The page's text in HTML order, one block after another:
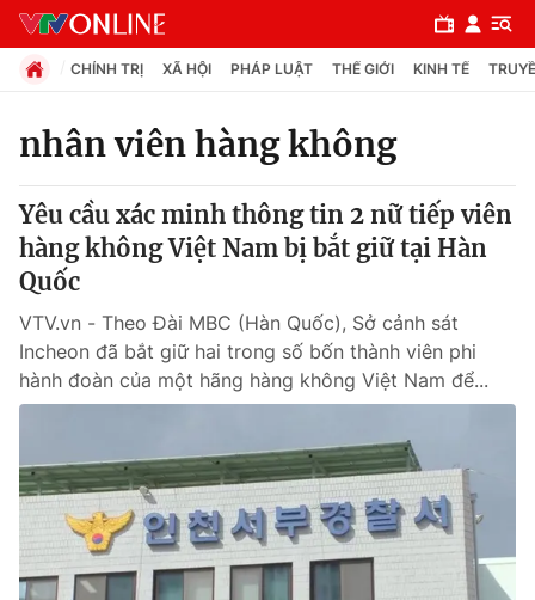
Chuyên mục
Chính trị
Pháp luật
Thế giới
Tin tức
Kinh tế
CHÍNH TRỊ XÃ HỘI PHÁP LUẬT THẾ GIỚI KINH TẾ
nhân viên hàng không
Yêu cầu xác minh thông tin 2 nữ tiếp viên
hàng không Việt Nam bị bắt giữ tại Hàn
Quốc
VTV.vn - Theo Đài MBC (Hàn Quốc), Sở cảnh sát
Incheon đã bắt giữ hai trong số bốn thành viên phi
hành đoàn của một hãng hàng không Việt Nam để...